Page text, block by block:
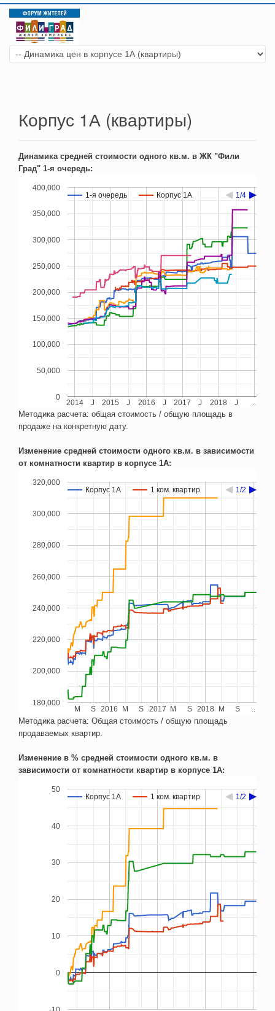
Корпус 1А (квартиры)
Динамика средней стоимости одного кв.м. в ЖК "Фили
Град" 1-я очередь:
2014 2015 2016 2017 2018 ..
J J J J J
0
50,000
100,000
150,000
200,000
250,000
300,000
350,000
400,000
1-я очередь
1-я очередь Корпус 1А
Корпус 1А 1/4
1/4
Методика расчета: общая стоимость / общую площадь в
продаже на конкретную дату.
Изменение средней стоимости одного кв.м. в зависимости
от комнатности квартир в корпусе 1А:
2016 2017 2018 ..
M S M S M S M S
180,000
200,000
220,000
240,000
260,000
280,000
300,000
320,000
Корпус 1А
Корпус 1А 1 ком. квартир
1 ком. квартир 1/2
1/2
Методика расчета: Общая стоимость / общую площадь
продаваемых квартир.
Изменение в % средней стоимости одного кв.м. в
зависимости от комнатности квартир в корпусе 1А:
0
10
20
30
40
50
Корпус 1А
Корпус 1А 1 ком. квартир
1 ком. квартир 1/2
1/2